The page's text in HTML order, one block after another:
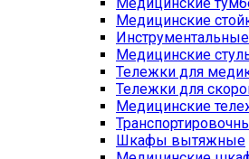
Медицинские
Медицинские
Тележки для
Тележки для
Медицинские
Шкафы вытяжные